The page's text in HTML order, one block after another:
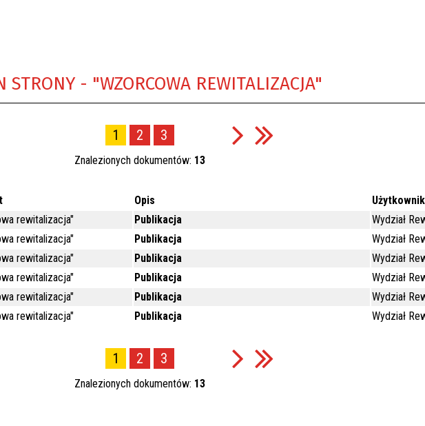
STRONY - "WZORCOWA REWITALIZACJA"
1 2 3
Znalezionych dokumentów: 13
Opis
Użytkownik
rewitalizacja" Publikacja
Wydział
rewitalizacja" Publikacja
Wydział
rewitalizacja" Publikacja
Wydział
rewitalizacja" Publikacja
Wydział
rewitalizacja" Publikacja
Wydział
rewitalizacja" Publikacja Wydział
1 2 3
Znalezionych dokumentów: 13